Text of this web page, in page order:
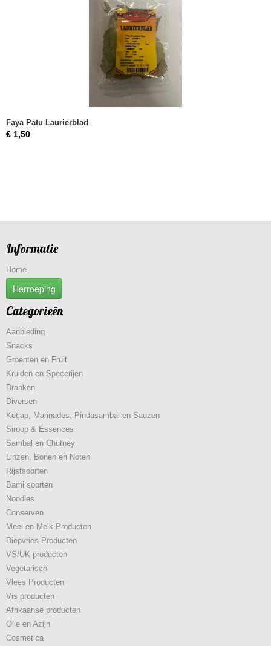
Faya Patu Laurierblad
€ 1,50
Informatie
Home
Herroeping
Categorieën
Aanbieding
Snacks
Groenten en Fruit
Kruiden en Specerijen
Dranken
Diversen
Ketjap, Marinades, Pindasambal en Sauzen
Siroop & Essences
Sambal en Chutney
Linzen, Bonen en Noten
Rijstsoorten
Bami soorten
Noodles
Conserven
Meel en Melk Producten
Diepvries Producten
VS/UK producten
Vegetarisch
Vlees Producten
Vis producten
Afrikaanse producten
Olie en Azijn
Cosmetica